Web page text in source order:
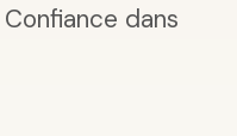
dans